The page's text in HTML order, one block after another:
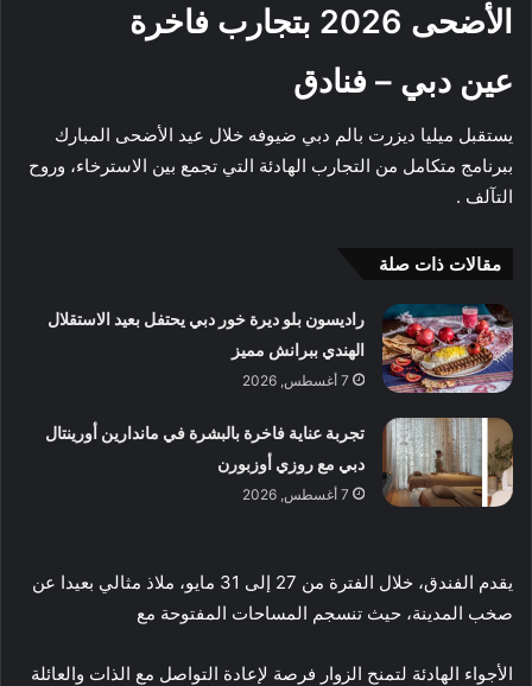
الأضحى 2026 بتجارب فاخرة
عين دبي – فنادق
يستقبل ميليا ديزرت بالم دبي ضيوفه خلال عيد الأضحى المبارك
ببرنامج متكامل من التجارب الهادئة التي تجمع بين الاسترخاء، وروح
التآلف .
مقالات ذات صلة
راديسون بلو ديرة خور دبي يحتفل بعيد الاستقلال
الهندي ببرانش مميز
7 أغسطس, 2026
تجربة عناية فاخرة بالبشرة في ماندارين أورينتال
دبي مع روزي أوزبورن
7 أغسطس, 2026
يقدم الفندق، خلال الفترة من 27 إلى 31 مايو، ملاذ مثالي بعيدا عن
صخب المدينة، حيث تنسجم المساحات المفتوحة مع
الأجواء الهادئة لتمنح الزوار فرصة لإعادة التواصل مع الذات والعائلة